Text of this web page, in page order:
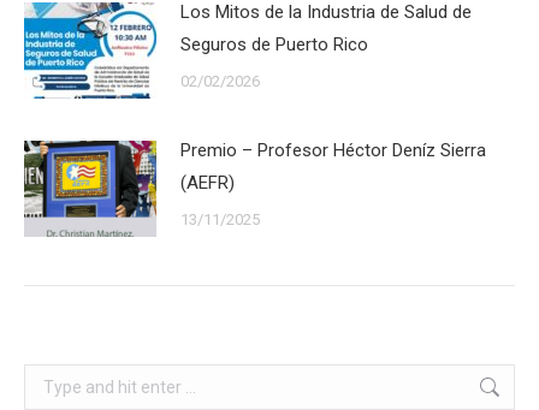
Los Mitos de la Industria de Salud de
Seguros de Puerto Rico
02/02/2026
Premio – Profesor Héctor Deníz Sierra
(AEFR)
13/11/2025
Search: